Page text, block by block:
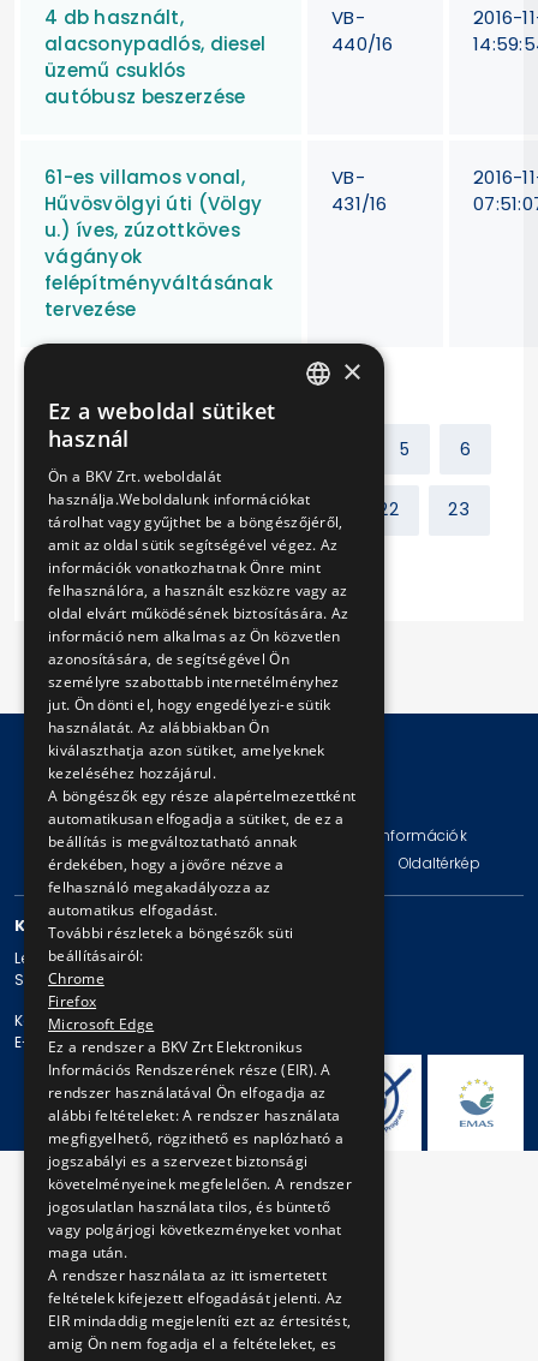
4 db használt,
alacsonypadlós, diesel
üzemű csuklós
autóbusz beszerzése
VB-
440/16
2016-
61-es villamos vonal,
Hűvösvölgyi úti (Völgy
u.) íves, zúzottköves
vágányok
felépítményváltásának
tervezése
VB-
431/16
2016-
Előző 5 6
7 8 9 10 22 23
Következő
© Copyright 2026 BKV Zrt.
Impresszum Jogi nyilatkozat
Technikai információk
Adatvédelmi politika és tájékoztatások
Oldaltérkép
KAPCSOLAT
Levelezési cím: 1980 Budapest, Pf. 11.
Székhely: 1980 Budapest, Akácfa u. 15.
Központi telefonszám: + 36 1 461-65-00
E-mail cím: bkv@bkv.hu
×
Ez a weboldal sütiket
használ
Ön a BKV Zrt. weboldalát
használja.Weboldalunk információkat
tárolhat vagy gyűjthet be a böngészőjéről,
amit az oldal sütik segítségével végez. Az
információk vonatkozhatnak Önre mint
felhasználóra, a használt eszközre vagy az
oldal elvárt működésének biztosítására. Az
információ nem alkalmas az Ön közvetlen
azonosítására, de segítségével Ön
személyre szabottabb internetélményhez
jut. Ön dönti el, hogy engedélyezi-e sütik
használatát. Az alábbiakban Ön
kiválaszthatja azon sütiket, amelyeknek
kezeléséhez hozzájárul.
A böngészők egy része alapértelmezettként
automatikusan elfogadja a sütiket, de ez a
beállítás is megváltoztatható annak
érdekében, hogy a jövőre nézve a
felhasználó megakadályozza az
automatikus elfogadást.
További részletek a böngészők süti
beállításairól:
Chrome
Firefox
Microsoft Edge
Ez a rendszer a BKV Zrt Elektronikus
Információs Rendszerének része (EIR). A
rendszer használatával Ön elfogadja az
alábbi feltételeket: A rendszer használata
megfigyelhető, rögzithető es naplózható a
jogszabályi es a szervezet biztonsági
követelményeinek megfelelően. A rendszer
jogosulatlan használata tilos, és büntető
vagy polgárjogi következményeket vonhat
maga után.
A rendszer használata az itt ismertetett
feltételek kifejezett elfogadását jelenti. Az
EIR mindaddig megjeleníti ezt az értesitést,
amig Ön nem fogadja el a feltételeket, es